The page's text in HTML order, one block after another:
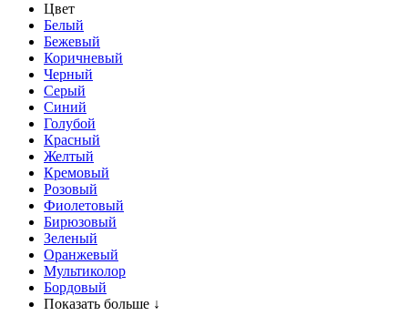
Цвет
Белый
Бежевый
Коричневый
Черный
Серый
Синий
Голубой
Красный
Желтый
Кремовый
Розовый
Фиолетовый
Бирюзовый
Зеленый
Оранжевый
Мультиколор
Бордовый
Показать больше ↓